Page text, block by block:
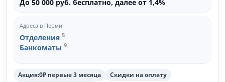
До 50 000 руб. бесплатно, далее от 1,4%
Адреса в Перми
Отделения5
Банкоматы9
Акция:0₽ первые 3 месяца
Скидки на оплату